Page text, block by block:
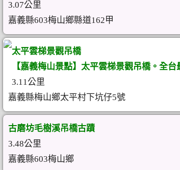
3.07公里
嘉義縣603梅山鄉縣道162甲
太平雲梯景觀吊橋
【嘉義梅山景點】太平雲梯景觀吊橋。全
3.11公里
嘉義縣梅山鄉太平村下坑仔5號
古磨坊毛樹溪吊橋古蹟
3.48公里
嘉義縣603梅山鄉